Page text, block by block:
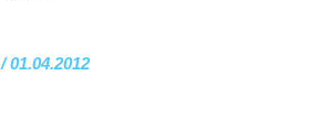
01.04.2012